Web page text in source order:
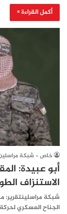
أكمل القراءة »
خاص - شبكة
أبو عبيدة:
الاستنزاف
شبكة مراسلينتقرير:
الجناح العسكري